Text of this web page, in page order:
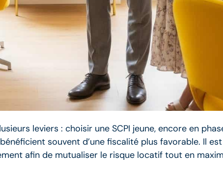
leviers : choisir une SCPI jeune, encore en
souvent d’une fiscalité plus favorable. Il
afin de mutualiser le risque locatif tout en